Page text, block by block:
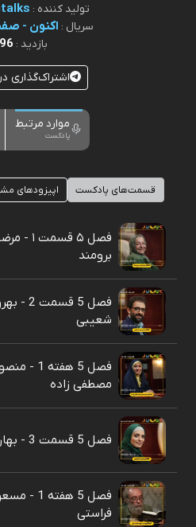
تولید کننده :
سریال : اکنون -
بازدید : 96
اشتراک‌گذاری
موارد مرتبط
پادکست
قسمت‌های پادکست اپیزودهای
فصل ۵ قسمت ۱
برومند
فصل 5 قسمت 2 -
شعیبی
فصل 5 هفته 1 -
مصطفی زاده
فصل 5 قسمت 3 - بهار کاتوزی
فصل 5 هفته 1 -
فراستی